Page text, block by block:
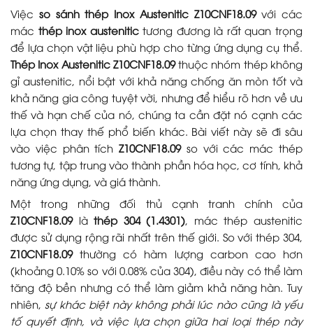
Việc so sánh thép Inox Austenitic Z10CNF18.09với các
mác thép inox austenitictương đương là rất quan trọng
để lựa chọn vật liệu phù hợp cho từng ứng dụng cụ thể.
Thép Inox Austenitic Z10CNF18.09thuộc nhóm thép không
gỉ austenitic, nổi bật với khả năng chống ăn mòn tốt và
khả năng gia công tuyệt vời, nhưng để hiểu rõ hơn về ưu
thế và hạn chế của nó, chúng ta cần đặt nó cạnh các
lựa chọn thay thế phổ biến khác. Bài viết này sẽ đi sâu
vào việc phân tíchZ10CNF18.09so với các mác thép
tương tự, tập trung vào thành phần hóa học, cơ tính, khả
năng ứng dụng, và giá thành.
Một trong những đối thủ cạnh tranh chính của
Z10CNF18.09làthép 304 (1.4301), mác thép austenitic
được sử dụng rộng rãi nhất trên thế giới. So với thép 304,
Z10CNF18.09thường có hàm lượng carbon cao hơn
(khoảng 0.10% so với 0.08% của 304), điều này có thể làm
tăng độ bền nhưng có thể làm giảm khả năng hàn. Tuy
nhiên, sự khác biệt này không phải lúc nào cũng là yếu
tố quyết định, và việc lựa chọn giữa hai loại thép này